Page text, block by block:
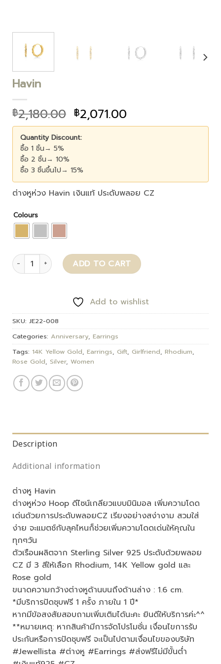
Havin
฿2,180.00 ฿2,071.00
Quantity Discount:
ซื้อ 1 ชิ้น→ 5%
ซื้อ 2 ชิ้น→ 10%
ซื้อ 3 ชิ้นขึ้นไป→ 15%
ต่างหูห่วง Havin เงินแท้ ประดับพลอย CZ
Colours
Havin quantity ADD TO CART
Add to wishlist
SKU: JE22-008
Categories: Anniversary, Earrings
Tags: 14K Yellow Gold, Earrings, Gift, Girlfriend, Rhodium,
Rose Gold, Silver, Women
Description
Additional information
ต่างหู Havin
ต่างหูห่วง Hoop ดีไซน์เกลียวแบบมินิมอล เพิ่มความโดด
เด่นด้วยการประดับพลอยCZ เรียงอย่างสง่างาม สวมใส่
ง่าย จะแมตช์กับลุคไหนก็ช่วยเพิ่มความโดดเด่นให้คุณใน
ทุกๆวัน
ตัวเรือนผลิตจาก Sterling Silver 925 ประดับด้วยพลอย
CZ มี 3 สีให้เลือก Rhodium, 14K Yellow gold และ
Rose gold
ขนาดความกว้างต่างหูด้านบนถึงด้านล่าง : 1.6 cm.
*มีบริการปัดชุบฟรี 1 ครั้ง ภายใน 1 ปี*
หากมีข้อสงสัยสอบถามเพิ่มเติมได้นะคะ ยินดีให้บริการค่ะ^^
**หมายเหตุ: หากสินค้ามีการจัดโปรโมชั่น เงื่อนไขการรับ
ประกันหรือการปัดชุบฟรี จะเป็นไปตามเงื่อนไขของบริษัท
#Jewellista #ต่างหู #Earrings #ส่งฟรีไม่มีขั้นต่ำ